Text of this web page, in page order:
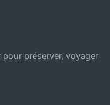
préserver, voyager